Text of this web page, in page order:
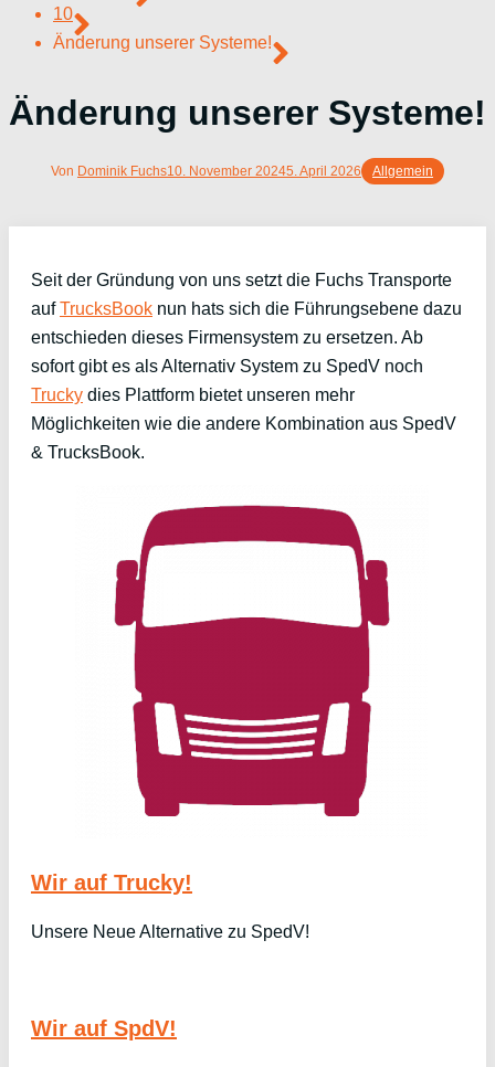
10
Änderung unserer Systeme!
Änderung unserer Systeme!
Von Dominik Fuchs10. November 20245. April 2026 Allgemein
Seit der Gründung von uns setzt die Fuchs Transporte
aufTrucksBook nun hats sich die Führungsebene dazu
entschieden dieses Firmensystem zu ersetzen. Ab
sofort gibt es als Alternativ System zu SpedV noch
Trucky dies Plattform bietet unseren mehr
Möglichkeiten wie die andere Kombination aus SpedV
& TrucksBook.
Wir auf Trucky!
Unsere Neue Alternative zu SpedV!
Wir auf SpdV!